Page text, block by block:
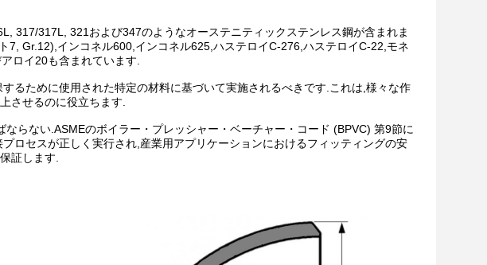
317/317L, 321および347のようなオーステニティックステンレス鋼が含まれま
7, Gr.12),インコネル600,インコネル625,ハステロイC-276,ハステロイC-22,モネ
ロイ20も含まれています.
るために使用された特定の材料に基づいて実施されるべきです.これは,様々な作
させるのに役立ちます.
らない.ASMEのボイラー・プレッシャー・ベーチャー・コード (BPVC) 第9節に
ロセスが正しく実行され,産業用アプリケーションにおけるフィッティングの安
証します.